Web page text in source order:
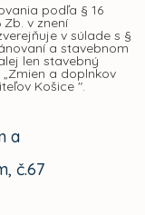
podľa § 16
v znení
v súlade s §
a stavebnom
len stavebný
a doplnkov
Košice ".
a
č.67